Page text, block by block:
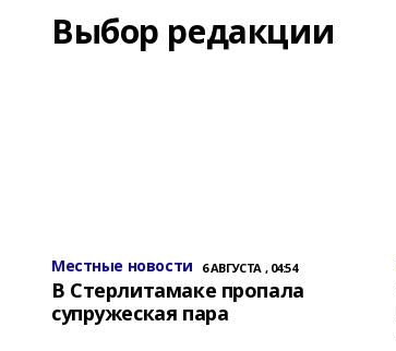
Выбор редакции
Местные новости 6 АВГУСТА , 04:54
В Стерлитамаке пропала
супружеская пара